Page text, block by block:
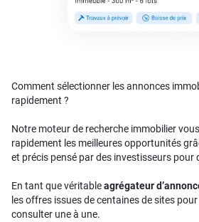
Comment sélectionner les annonces
rapidement ?
Notre moteur de recherche immobilier
rapidement les meilleures opportunités
et précis pensé par des investisseurs pour
En tant que véritableagrégateur
les offres issues de centaines de sites
consulter une à une.